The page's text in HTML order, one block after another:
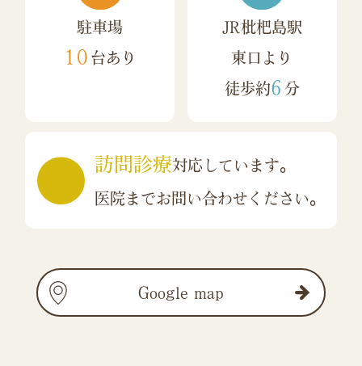
Google map
駐車場
10 台あり
JR枇杷島駅
東口より
徒歩約6 分
訪問診療対応しています。
医院までお問い合わせください。